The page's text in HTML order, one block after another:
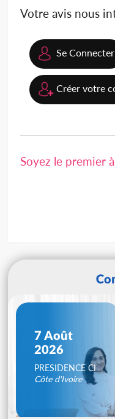
Votre avis nous
Se Connecter
Créer votre
Soyez le premier
7 Août
2026
PRESIDENCE CI
Côte d'Ivoire